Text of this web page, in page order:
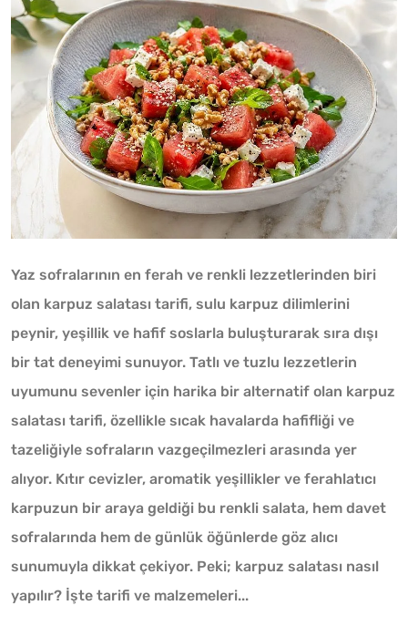
Yaz sofralarının en ferah ve renkli lezzetlerinden biri
olan karpuz salatası tarifi, sulu karpuz dilimlerini
peynir, yeşillik ve hafif soslarla buluşturarak sıra dışı
bir tat deneyimi sunuyor. Tatlı ve tuzlu lezzetlerin
uyumunu sevenler için harika bir alternatif olan karpuz
salatası tarifi, özellikle sıcak havalarda hafifliği ve
tazeliğiyle sofraların vazgeçilmezleri arasında yer
alıyor. Kıtır cevizler, aromatik yeşillikler ve ferahlatıcı
karpuzun bir araya geldiği bu renkli salata, hem davet
sofralarında hem de günlük öğünlerde göz alıcı
sunumuyla dikkat çekiyor. Peki; karpuz salatası nasıl
yapılır? İşte tarifi ve malzemeleri...